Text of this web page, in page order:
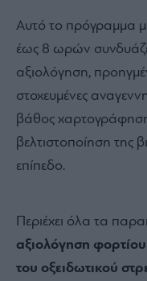
Αυτό το πρόγραμμα
έως 8 ωρών
αξιολόγηση,
στοχευμένες
βάθος χαρτογράφηση
βελτιστοποίηση της
επίπεδο.
Περιέχει όλα τα
αξιολόγηση
του οξειδωτικού